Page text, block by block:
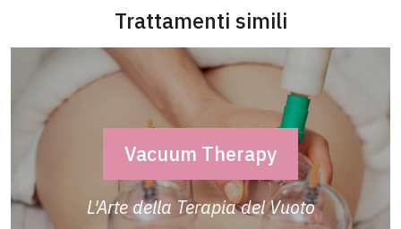
Trattamenti simili
Vacuum Therapy
L'Arte della Terapia del Vuoto